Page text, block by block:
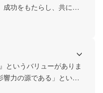
功をもたらし、共に発
というバリューがありま
力の源である」という